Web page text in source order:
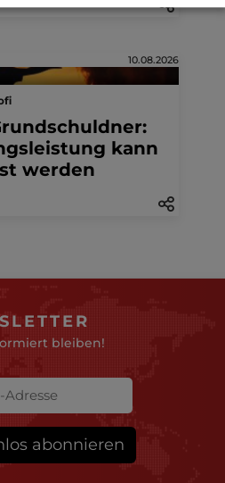
10.08.2026
kann
werden
bleiben!
abonnieren